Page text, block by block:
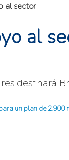
al sector
al
destinará
un plan de